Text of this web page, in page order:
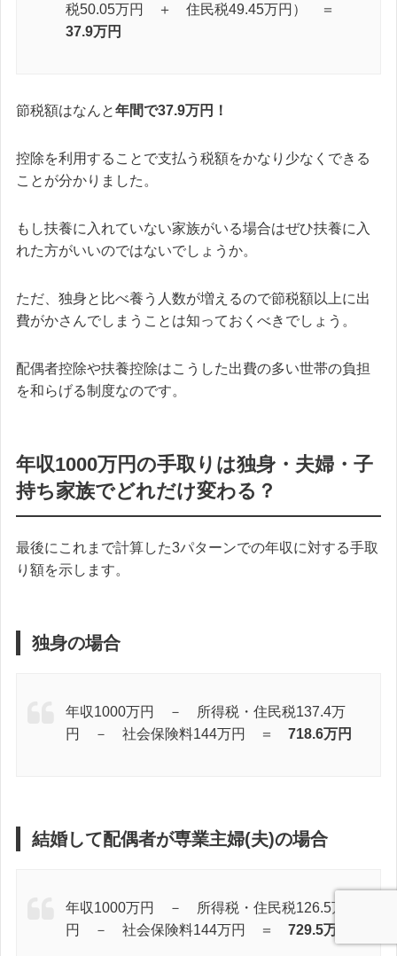
税50.05万円 ＋ 住民税49.45万円） ＝
37.9万円
節税額はなんと年間で37.9万円！
控除を利用することで支払う税額をかなり少なくできる
ことが分かりました。
もし扶養に入れていない家族がいる場合はぜひ扶養に入
れた方がいいのではないでしょうか。
ただ、独身と比べ養う人数が増えるので節税額以上に出
費がかさんでしまうことは知っておくべきでしょう。
配偶者控除や扶養控除はこうした出費の多い世帯の負担
を和らげる制度なのです。
年収1000万円の手取りは独身・夫婦・子
持ち家族でどれだけ変わる？
最後にこれまで計算した3パターンでの年収に対する手取
り額を示します。
独身の場合
年収1000万円 － 所得税・住民税137.4万
円 － 社会保険料144万円 ＝ 718.6万円
結婚して配偶者が専業主婦(夫)の場合
年収1000万円 － 所得税・住民税126.5万
円 － 社会保険料144万円 ＝ 729.5万円